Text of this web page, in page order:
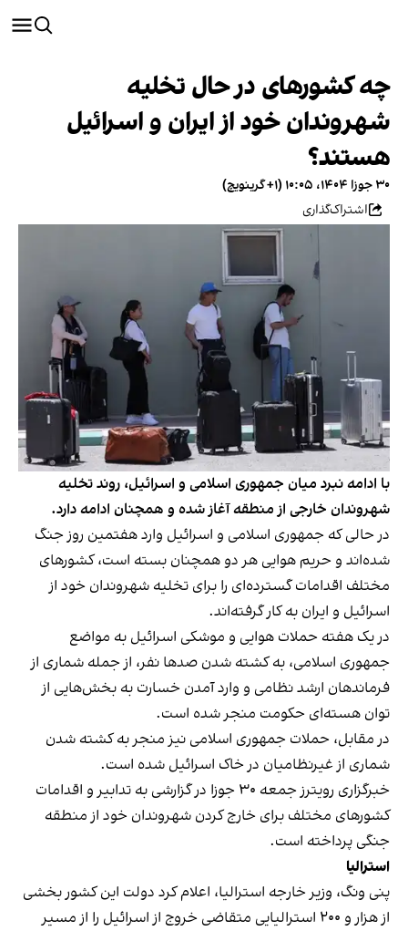
چه کشورهای در حال تخلیه
شهروندان خود از ایران و اسرائیل
هستند؟
۳۰ جوزا ۱۴۰۴، ۱۰:۰۵ (‎+۱ گرینویچ)
اشتراک‌گذاری
با ادامه نبرد میان جمهوری اسلامی و اسرائیل، روند تخلیه
شهروندان خارجی از منطقه آغاز شده و همچنان ادامه دارد.
در حالی که جمهوری اسلامی و اسرائیل وارد هفتمین روز جنگ
شده‌اند و حریم هوایی هر دو همچنان بسته است، کشورهای
مختلف اقدامات گسترده‌ای را برای تخلیه شهروندان خود از
اسرائیل و ایران به کار گرفته‌اند.
در یک هفته حملات هوایی و موشکی اسرائیل به مواضع
جمهوری اسلامی، به کشته شدن صدها نفر، از جمله شماری از
فرماندهان ارشد نظامی و وارد آمدن خسارت به بخش‌هایی از
توان هسته‌ای حکومت منجر شده است.
در مقابل، حملات جمهوری اسلامی نیز منجر به کشته شدن
شماری از غیرنظامیان در خاک اسرائیل شده است.
خبرگزاری رویترز جمعه ۳۰ جوزا در گزارشی به تدابیر و اقدامات
کشورهای مختلف برای خارج‌ کردن شهروندان خود از منطقه
جنگی پرداخته است.
استرالیا
پنی ونگ، وزیر خارجه استرالیا، اعلام کرد دولت این کشور بخشی
از هزار و ۲۰۰ استرالیایی متقاضی خروج از اسرائیل را از مسیر